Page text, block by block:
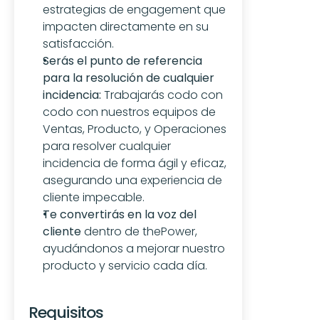
estrategias de engagement que
impacten directamente en su
satisfacción.
Serás el punto de referencia
para la resolución de cualquier
incidencia: Trabajarás codo con
codo con nuestros equipos de
Ventas, Producto, y Operaciones
para resolver cualquier
incidencia de forma ágil y eficaz,
asegurando una experiencia de
cliente impecable.
Te convertirás en la voz del
cliente dentro de thePower,
ayudándonos a mejorar nuestro
producto y servicio cada día.
Requisitos